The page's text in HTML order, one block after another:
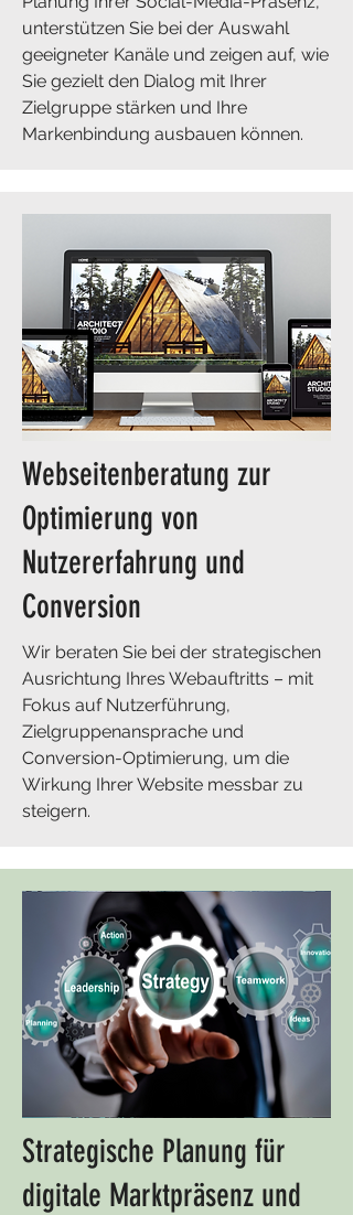
unterstützen Sie bei der Auswahl
geeigneter Kanäle und zeigen auf, wie
Sie gezielt den Dialog mit Ihrer
Zielgruppe stärken und Ihre
Markenbindung ausbauen können.
​Webseitenberatung zur
Optimierung von
Nutzererfahrung und
Conversion
Wir beraten Sie bei der strategischen
Ausrichtung Ihres Webauftritts – mit
Fokus auf Nutzerführung,
Zielgruppenansprache und
Conversion-Optimierung, um die
Wirkung Ihrer Website messbar zu
steigern.
Strategische Planung für
digitale Marktpräsenz und